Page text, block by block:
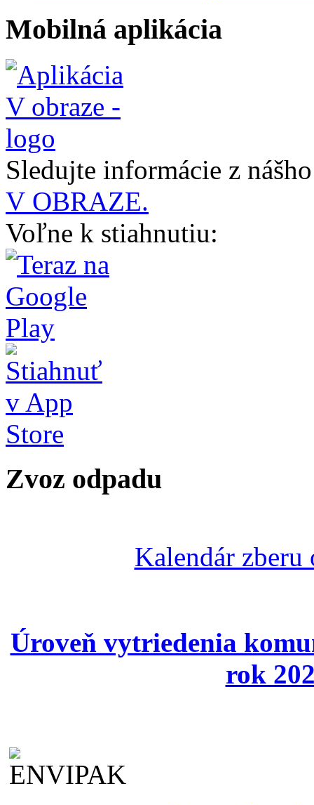
Mobilná aplikácia
Sledujte informácie z
V OBRAZE.
Voľne k stiahnutiu:
Zvoz odpadu
Kalendár zberu
Úroveň vytriedenia
rok